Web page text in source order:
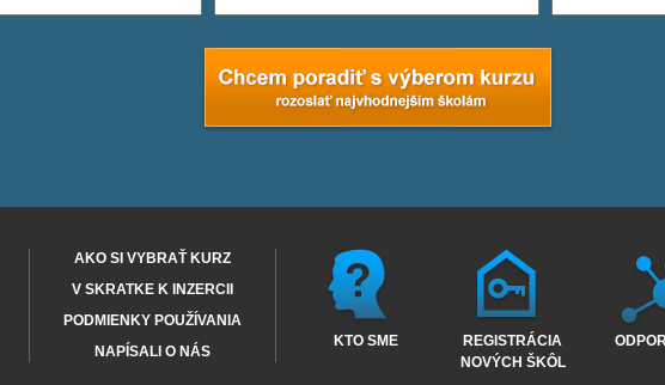
AKO SI VYBRAŤ KURZ
V SKRATKE K INZERCII
PODMIENKY POUŽÍVANIA
NAPÍSALI O NÁS
KTO SME
REGISTRÁCIA
NOVÝCH ŠKÔL